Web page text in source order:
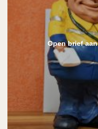
Open brief